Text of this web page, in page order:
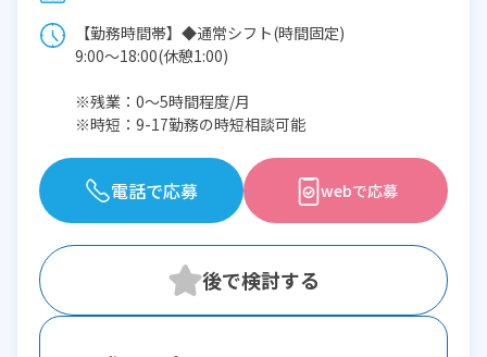
【勤務時間帯】◆通常シフト(時間固定)
9:00〜18:00(休憩1:00)
※残業：0〜5時間程度/月
※時短：9-17勤務の時短相談可能
電話で応募 webで応募